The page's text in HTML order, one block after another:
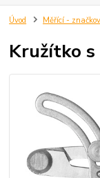
Úvod Měřící -
Kružítko